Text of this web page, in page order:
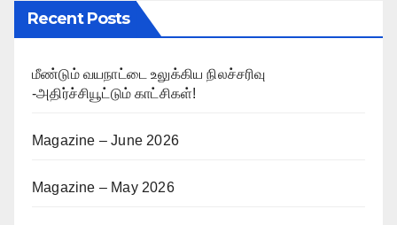
Recent Posts
மீண்டும் வயநாட்டை உலுக்கிய நிலச்சரிவு
-அதிர்ச்சியூட்டும் காட்சிகள்!
Magazine – June 2026
Magazine – May 2026